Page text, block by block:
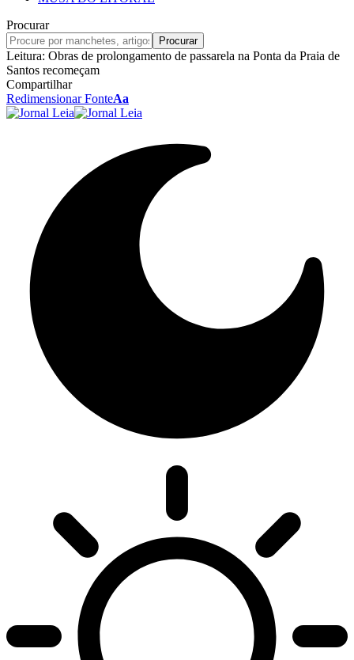
Procurar
Leitura: Obras de prolongamento de passarela na Ponta da Praia de
Santos recomeçam
Compartilhar
Redimensionar FonteAa